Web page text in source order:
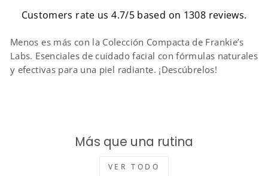
Customers rate us 4.7/5 based on 1308 reviews.
Menos es más con la Colección Compacta de Frankie’s
Labs. Esenciales de cuidado facial con fórmulas naturales
y efectivas para una piel radiante. ¡Descúbrelos!
Más que una rutina
VER TODO